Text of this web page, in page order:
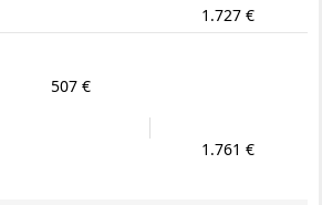
1.727 €
507 €
1.761 €